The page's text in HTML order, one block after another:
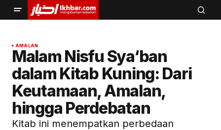
AMALAN
Malam Nisfu Sya‘ban
dalam Kitab Kuning: Dari
Keutamaan, Amalan,
hingga Perdebatan
Kitab ini menempatkan perbedaan